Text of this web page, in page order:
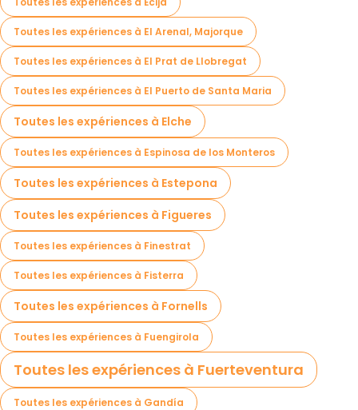
Toutes les expériences à El Arenal, Majorque
Toutes les expériences à El Prat de Llobregat
Toutes les expériences à El Puerto de Santa Maria
Toutes les expériences à Elche
Toutes les expériences à Espinosa de los Monteros
Toutes les expériences à Estepona
Toutes les expériences à Figueres
Toutes les expériences à Finestrat
Toutes les expériences à Fisterra
Toutes les expériences à Fornells
Toutes les expériences à Fuengirola
Toutes les expériences à Fuerteventura
Toutes les expériences à Gandía